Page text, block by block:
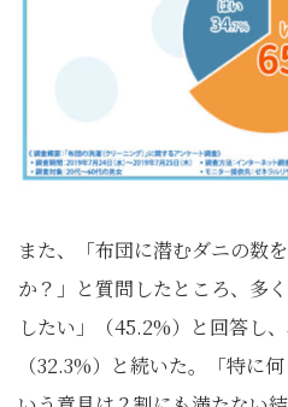
また、「布団に潜むダニの数
か？」と質問したところ、多
したい」（45.2%）と回答し
（32.3%）と続いた。「特に